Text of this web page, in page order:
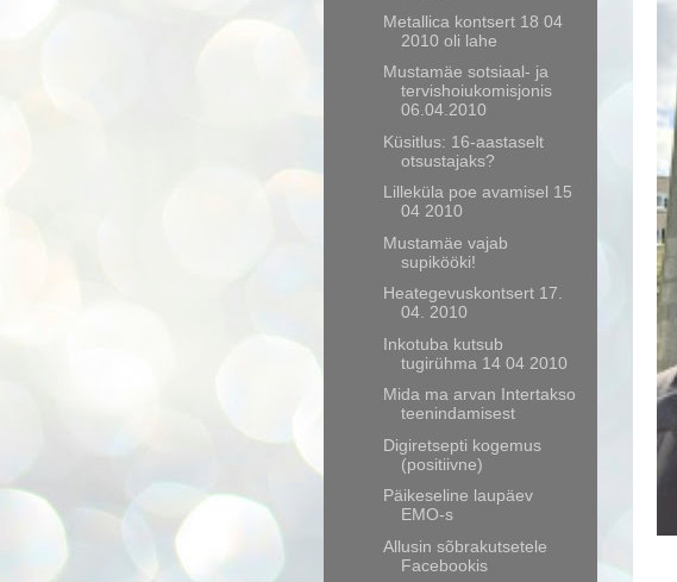
Metallica kontsert 18 04
2010 oli lahe
Mustamäe sotsiaal- ja
tervishoiukomisjonis
06.04.2010
Küsitlus: 16-aastaselt
otsustajaks?
Lilleküla poe avamisel 15
04 2010
Mustamäe vajab
supikööki!
Heategevuskontsert 17.
04. 2010
Inkotuba kutsub
tugirühma 14 04 2010
Mida ma arvan Intertakso
teenindamisest
Digiretsepti kogemus
(positiivne)
Päikeseline laupäev
EMO-s
Allusin sõbrakutsetele
Facebookis